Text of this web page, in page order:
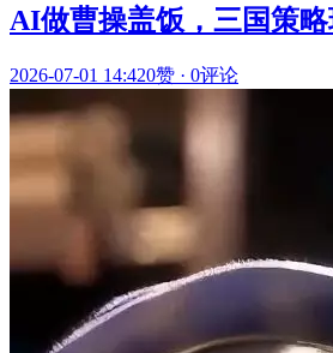
AI做曹操盖饭，三国策
2026-07-01 14:420赞 · 0评论